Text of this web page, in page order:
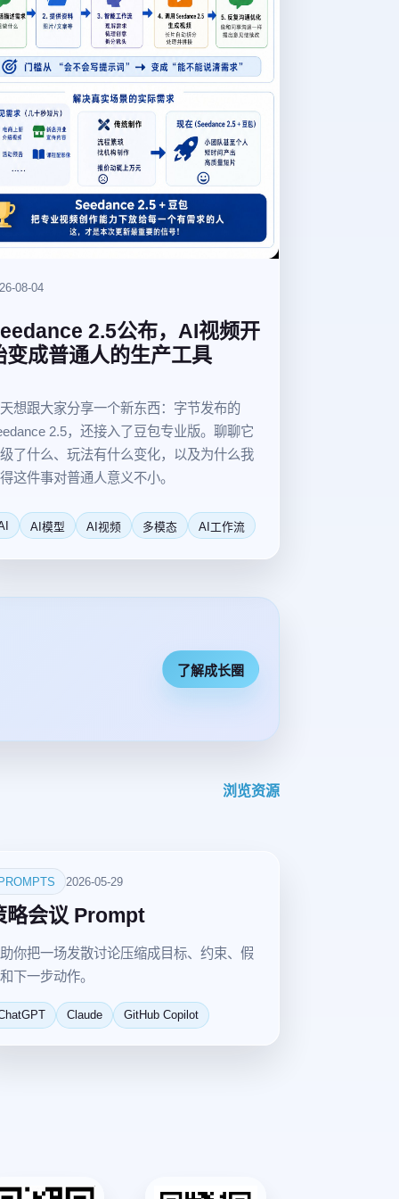
08-04
2.5公布，AI视频开
变成普通人的生产工具
想跟大家分享一个新东西：字节发布的
2.5，还接入了豆包专业版。聊聊它
了什么、玩法有什么变化，以及为什么我
这件事对普通人意义不小。
AI模型 AI视频 多模态 AI工作流
了解成长圈
浏览资源
2026-05-29
略会议 Prompt
你把一场发散讨论压缩成目标、约束、假
下一步动作。
Claude GitHub Copilot